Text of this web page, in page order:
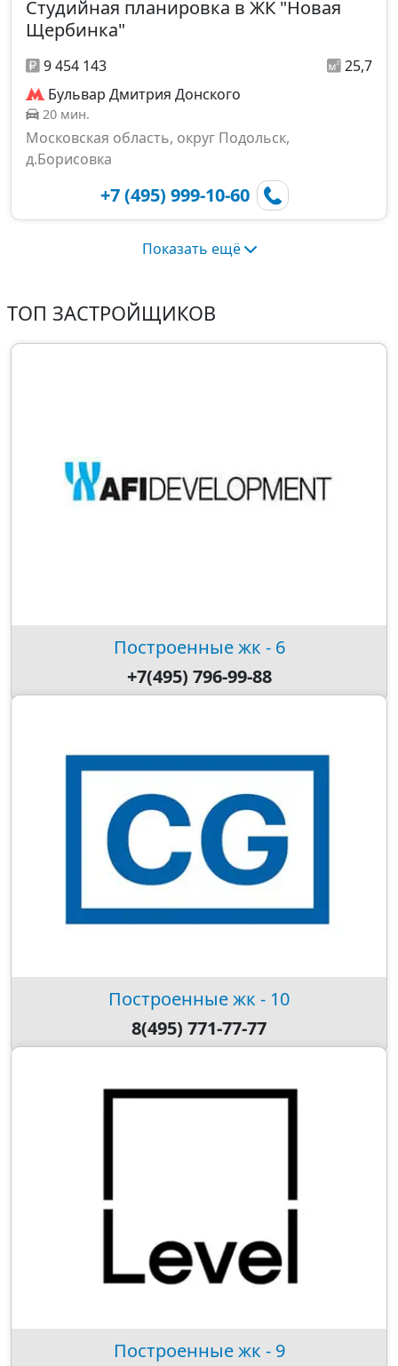
Студийная планировка в ЖК "Новая
Щербинка"
9 454 143
25,7
Бульвар Дмитрия Донского
20 мин.
Московская область, округ Подольск,
д.Борисовка
+7 (495) 999-10-60
Показать ещё
ТОП ЗАСТРОЙЩИКОВ
Построенные жк - 6
+7(495) 796-99-88
Построенные жк - 10
8(495) 771-77-77
Построенные жк - 9